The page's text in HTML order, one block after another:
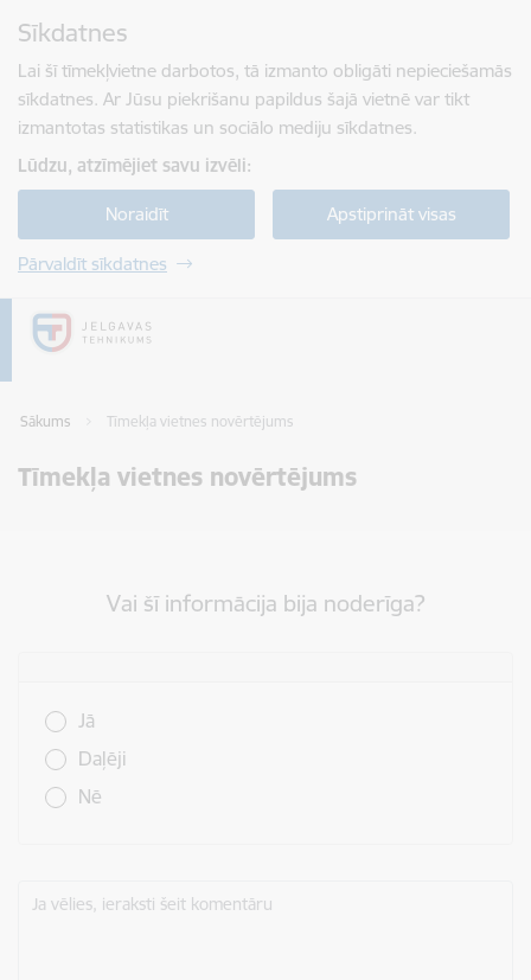
Sīkdatnes
Lai šī tīmekļvietne darbotos, tā izmanto obligāti nepieciešamās
sīkdatnes. Ar Jūsu piekrišanu papildus šajā vietnē var tikt
izmantotas statistikas un sociālo mediju sīkdatnes.
Lūdzu, atzīmējiet savu izvēli:
Noraidīt Apstiprināt visas
Pārvaldīt sīkdatnes
Sākums Tīmekļa vietnes novērtējums
Tīmekļa vietnes novērtējums
Vai šī informācija bija noderīga?
Jā
Daļēji
Nē
Ja vēlies, ieraksti šeit komentāru